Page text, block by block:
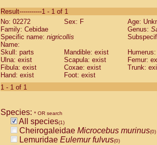
CebidaeSaguinus labiatus(0)
Cebidae Saguinus leucopus (0)
Cebidae
CebidaeSaguinus mystax
Cebidae Saguinus nigricollis (1)
Cebidae Saguinus oedipus
Cebidae Saguinus weddelli
Cebidae Saguinusspp.
Cebidae
CebidaeCebus capucinus
CebidaeCebus nigrivittatus
CebidaeCebus spp.(0)
CebidaeSaimiri boliviensis(0)
Result-----------1 - 1 of 1
No: 02272
Sex: F
Age:
Family: Cebidae
Genus:
Specific name: nigricollis
Name:
Skull: parts
Mandible: exist
Ulna: exist
Scapula: exist
Femur:
Fibula: exist
Coxae: exist
Trunk:
Hand: exist
Foot: exist
1 - 1 of 1
Species: * OR search
All species(1)
Cheirogaleidae Microcebus murinus(0)
Lemuridae Eulemur fulvus(0)